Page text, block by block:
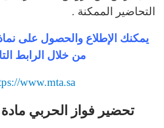
التحاضير الممكنة .
يمكنك الإطلاع والحصول على
من خلال الرابط
www.mta.sa
تحضير فواز الحربي مادة